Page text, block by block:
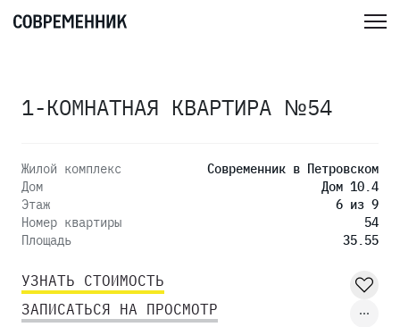
1-КОМНАТНАЯ КВАРТИРА №54
Жилой комплекс
Современник в Петровском
Дом
Дом 10.4
Этаж
6 из 9
Номер квартиры
54
Площадь
35.55
УЗНАТЬ СТОИМОСТЬ
ЗАПИСАТЬСЯ НА ПРОСМОТР